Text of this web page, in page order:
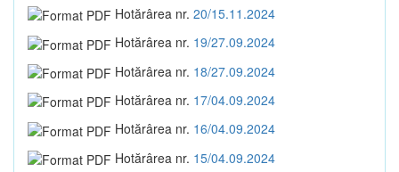
Hotărârea nr. 20/15.11.2024
Hotărârea nr. 19/27.09.2024
Hotărârea nr. 18/27.09.2024
Hotărârea nr. 17/04.09.2024
Hotărârea nr. 16/04.09.2024
Hotărârea nr. 15/04.09.2024